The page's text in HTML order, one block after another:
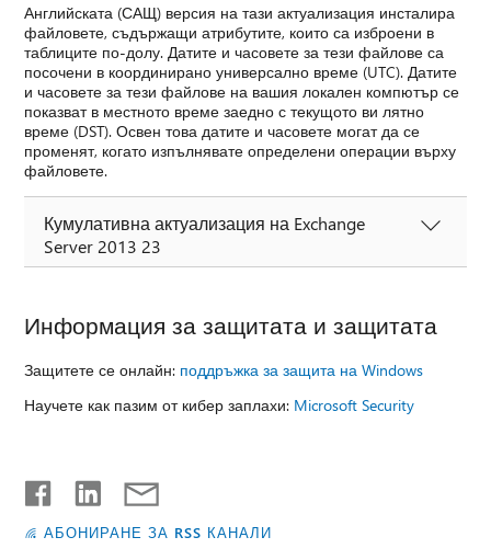
Английската (САЩ) версия на тази актуализация инсталира
файловете, съдържащи атрибутите, които са изброени в
таблиците по-долу. Датите и часовете за тези файлове са
посочени в координирано универсално време (UTC). Датите
и часовете за тези файлове на вашия локален компютър се
показват в местното време заедно с текущото ви лятно
време (DST). Освен това датите и часовете могат да се
променят, когато изпълнявате определени операции върху
файловете.
Кумулативна актуализация на Exchange
Server 2013 23
Информация за защитата и защитата
Защитете се онлайн: поддръжка за защита на Windows
Научете как пазим от кибер заплахи: Microsoft Security
АБОНИРАНЕ ЗА RSS КАНАЛИ